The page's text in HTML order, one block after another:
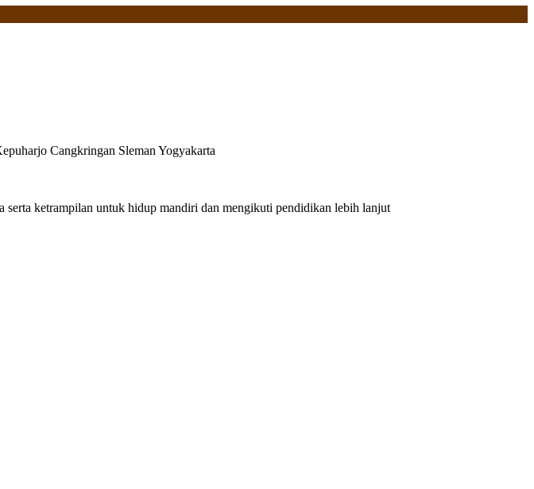
Cangkringan Sleman Yogyakarta
serta ketrampilan untuk hidup mandiri dan mengikuti pendidikan lebih lanjut